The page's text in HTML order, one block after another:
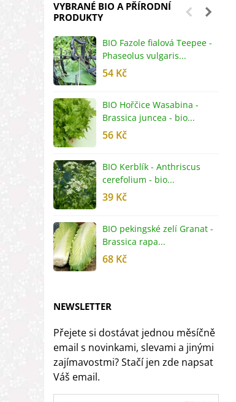
VYBRANÉ BIO A PŘÍRODNÍ
PRODUKTY
BIO Fazole fialová Teepee -
Phaseolus vulgaris...
54 Kč
BIO Hořčice Wasabina -
Brassica juncea - bio...
56 Kč
BIO Kerblík - Anthriscus
cerefolium - bio...
39 Kč
BIO pekingské zelí Granat -
Brassica rapa...
68 Kč
NEWSLETTER
Přejete si dostávat jednou měsíčně
email s novinkami, slevami a jinými
zajímavostmi? Stačí jen zde napsat
Váš email.